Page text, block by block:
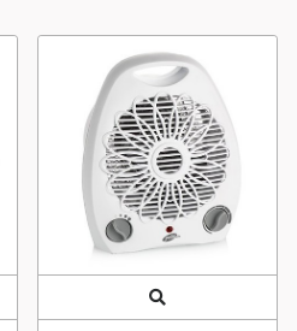
Quick View